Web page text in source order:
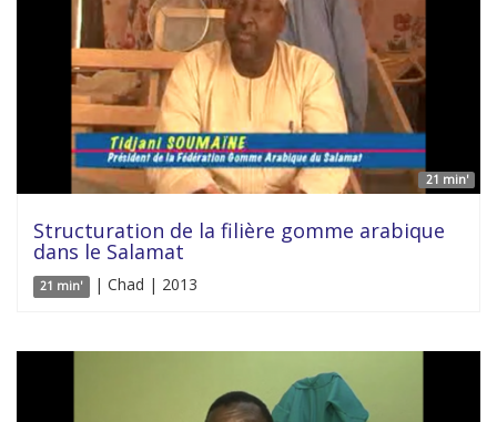
21 min'
Structuration de la filière gomme arabique
dans le Salamat
21 min' | Chad | 2013